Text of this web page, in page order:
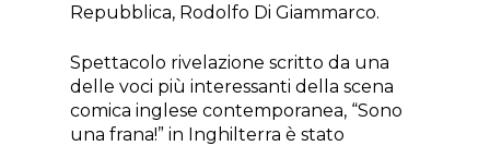
Repubblica, Rodolfo Di Giammarco.
Spettacolo rivelazione scritto da una
delle voci più interessanti della scena
comica inglese contemporanea, “Sono
una frana!” in Inghilterra è stato